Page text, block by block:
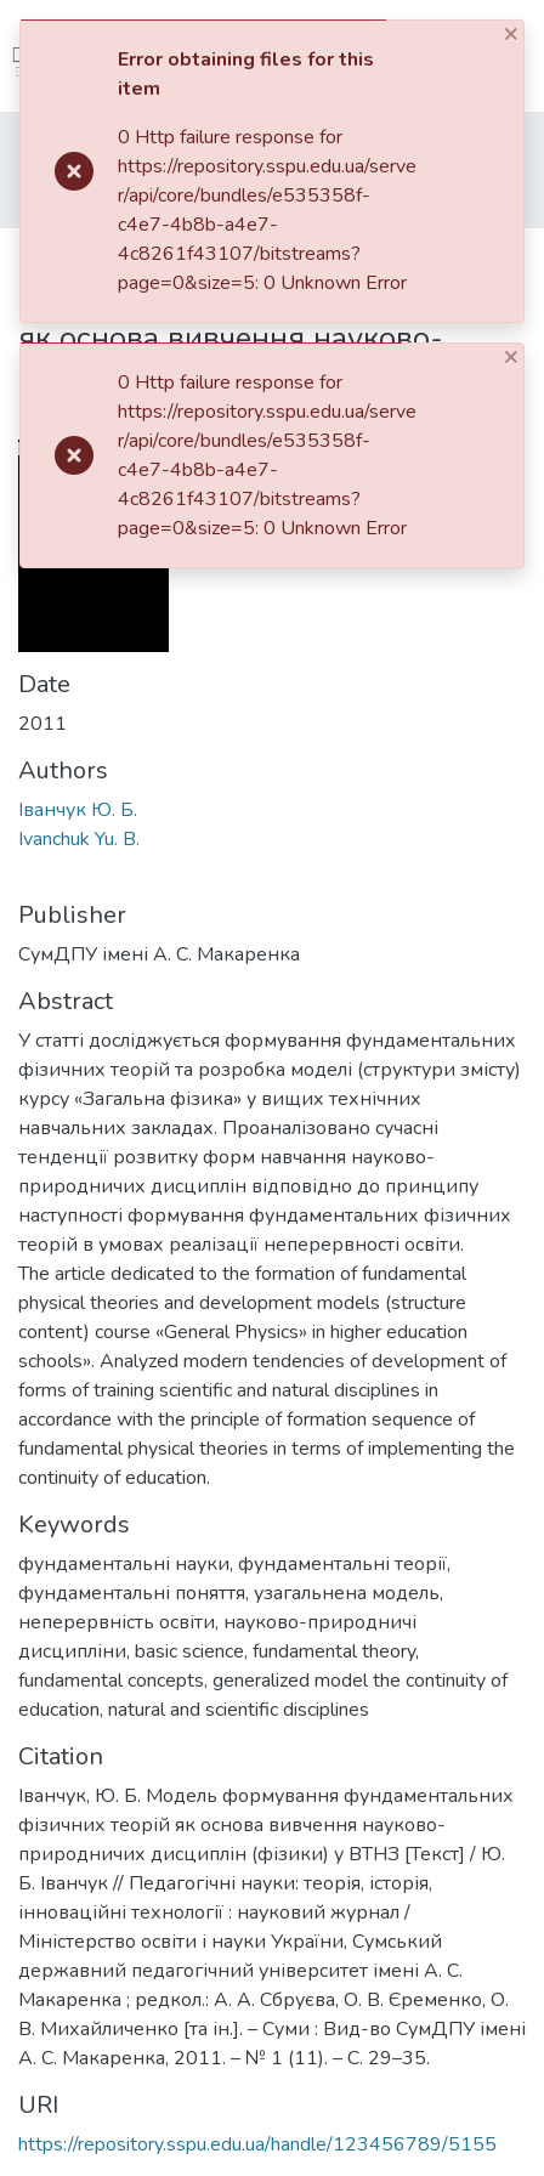
Communities
Collections
All of DSpace
Наукові фахові видання СумДПУ
Педагогічні науки: теорія, історія, інноваційні технології
Модель формування фундаментальних фізичних теорій як основа вивчення науково-природничих дисциплін (фізики) у ВТНЗ
Модель формування
фундаментальних фізичних теорій
як основа вивчення науково-
природничих дисциплін (фізики) у
Date
2011
Authors
Іванчук Ю. Б.
Ivanchuk Yu. B.
Publisher
СумДПУ імені А. С. Макаренка
Abstract
У статті досліджується формування фундаментальних
фізичних теорій та розробка моделі (структури змісту)
курсу «Загальна фізика» у вищих технічних
навчальних закладах. Проаналізовано сучасні
тенденції розвитку форм навчання науково-
природничих дисциплін відповідно до принципу
наступності формування фундаментальних фізичних
теорій в умовах реалізації неперервності освіти.
The article dedicated to the formation of fundamental
physical theories and development models (structure
content) course «General Physics» in higher education
schools». Analyzed modern tendencies of development of
forms of training scientific and natural disciplines in
accordance with the principle of formation sequence of
fundamental physical theories in terms of implementing the
continuity of education.
Keywords
фундаментальні науки, фундаментальні теорії,
фундаментальні поняття, узагальнена модель,
неперервність освіти, науково-природничі
дисципліни, basic science, fundamental theory,
fundamental concepts, generalized model the continuity of
education, natural and scientific disciplines
Citation
Іванчук, Ю. Б. Модель формування фундаментальних
фізичних теорій як основа вивчення науково-
природничих дисциплін (фізики) у ВТНЗ [Текст] / Ю.
Б. Іванчук // Педагогічні науки: теорія, історія,
інноваційні технології : науковий журнал /
Міністерство освіти і науки України, Сумський
державний педагогічний університет імені А. С.
Макаренка ; редкол.: А. А. Сбруєва, О. В. Єременко, О.
В. Михайличенко [та ін.]. – Суми : Вид-во СумДПУ імені
А. С. Макаренка, 2011. – № 1 (11). – С. 29–35.
URI
https://repository.sspu.edu.ua/handle/123456789/5155
×
Error obtaining files for this
item
0 Http failure response for
https://repository.sspu.edu.ua/serve
r/api/core/bundles/e535358f-
c4e7-4b8b-a4e7-
4c8261f43107/bitstreams?
page=0&size=5: 0 Unknown Error
×
0 Http failure response for
https://repository.sspu.edu.ua/serve
r/api/core/bundles/e535358f-
c4e7-4b8b-a4e7-
4c8261f43107/bitstreams?
page=0&size=5: 0 Unknown Error